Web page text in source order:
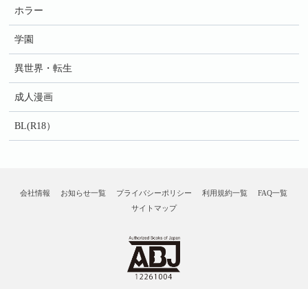
ホラー
学園
異世界・転生
成人漫画
BL(R18）
会社情報 お知らせ一覧 プライバシーポリシー 利用規約一覧
FAQ一覧
サイトマップ